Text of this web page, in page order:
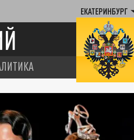
ЕКАТЕРИНБУРГ